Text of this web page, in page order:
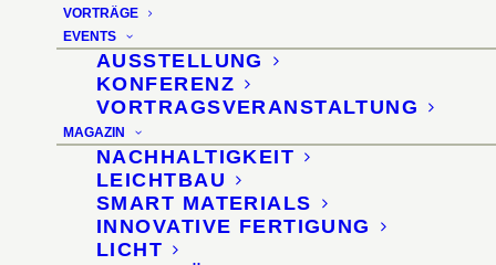
VORTRÄGE
EVENTS
AUSSTELLUNG
KONFERENZ
VORTRAGSVERANSTALTUNG
MAGAZIN
NACHHALTIGKEIT
LEICHTBAU
SMART MATERIALS
INNOVATIVE FERTIGUNG
LICHT
Photovoltaiklösung für
antike Stätten
10. Mai 2023